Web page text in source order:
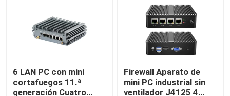
6 LAN PC con mini
cortafuegos 11.ª
generación Cuatro
Firewall Aparato de
mini PC industrial sin
ventilador J4125 4